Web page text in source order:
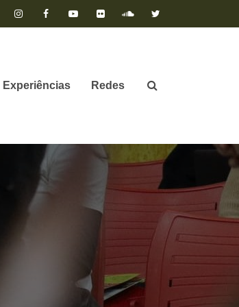
Experiências Redes